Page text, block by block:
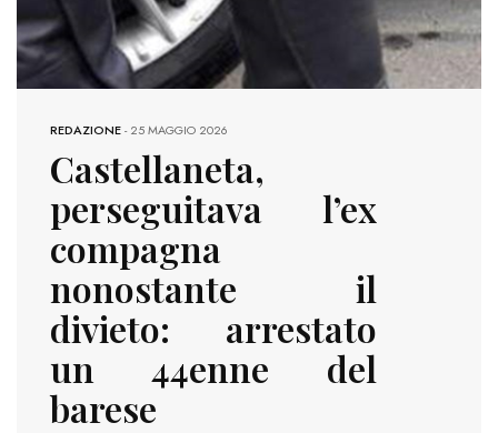
REDAZIONE-25 MAGGIO 2026
Castellaneta,
perseguitava l’ex
compagna
nonostante il
divieto: arrestato
un 44enne del
barese